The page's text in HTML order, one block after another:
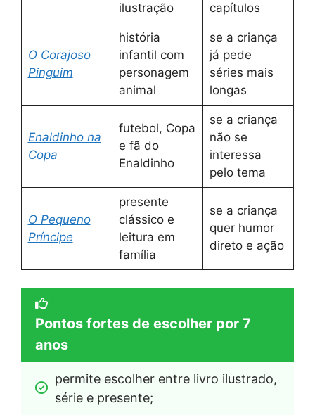
ilustração
capítulos
O Corajoso
Pinguim
história
infantil com
personagem
animal
se a criança
já pede
séries mais
longas
Enaldinho na
Copa
futebol, Copa
e fã do
Enaldinho
se a criança
não se
interessa
pelo tema
O Pequeno
Príncipe
presente
clássico e
leitura em
família
se a criança
quer humor
direto e ação
Pontos fortes de escolher por 7
anos
permite escolher entre livro ilustrado,
série e presente;